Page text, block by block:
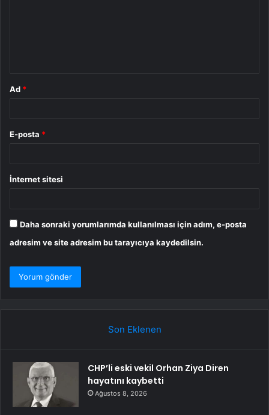
Ad *
E-posta *
İnternet sitesi
Daha sonraki yorumlarımda kullanılması için adım, e-posta
adresim ve site adresim bu tarayıcıya kaydedilsin.
Son Eklenen
CHP’li eski vekil Orhan Ziya Diren
hayatını kaybetti
Ağustos 8, 2026